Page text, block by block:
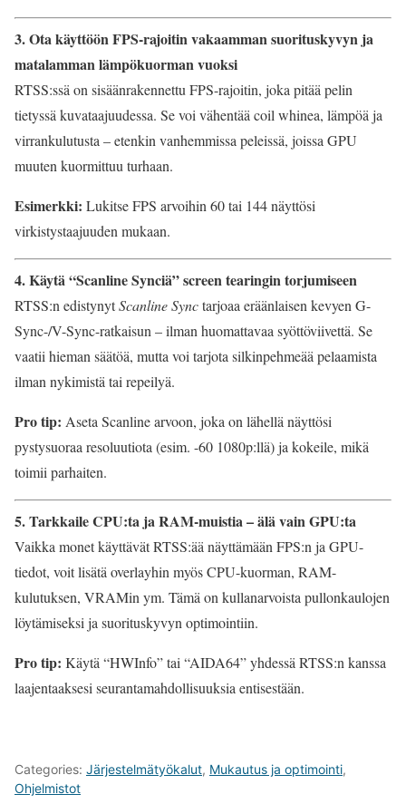
3. Ota käyttöön FPS-rajoitin vakaamman suorituskyvyn ja
matalamman lämpökuorman vuoksi
RTSS:ssä on sisäänrakennettu FPS-rajoitin, joka pitää pelin
tietyssä kuvataajuudessa. Se voi vähentää coil whinea, lämpöä ja
virrankulutusta – etenkin vanhemmissa peleissä, joissa GPU
muuten kuormittuu turhaan.
Esimerkki: Lukitse FPS arvoihin 60 tai 144 näyttösi
virkistystaajuuden mukaan.
4. Käytä “Scanline Synciä” screen tearingin torjumiseen
RTSS:n edistynytScanline Synctarjoaa eräänlaisen kevyen G-
Sync-/V-Sync-ratkaisun – ilman huomattavaa syöttöviivettä. Se
vaatii hieman säätöä, mutta voi tarjota silkinpehmeää pelaamista
ilman nykimistä tai repeilyä.
Pro tip: Aseta Scanline arvoon, joka on lähellä näyttösi
pystysuoraa resoluutiota (esim. -60 1080p:llä) ja kokeile, mikä
toimii parhaiten.
5. Tarkkaile CPU:ta ja RAM-muistia – älä vain GPU:ta
Vaikka monet käyttävät RTSS:ää näyttämään FPS:n ja GPU-
tiedot, voit lisätä overlayhin myös CPU-kuorman, RAM-
kulutuksen, VRAMin ym. Tämä on kullanarvoista pullonkaulojen
löytämiseksi ja suorituskyvyn optimointiin.
Pro tip: Käytä “HWInfo” tai “AIDA64” yhdessä RTSS:n kanssa
laajentaaksesi seurantamahdollisuuksia entisestään.
Categories: Järjestelmätyökalut, Mukautus ja optimointi,
Ohjelmistot